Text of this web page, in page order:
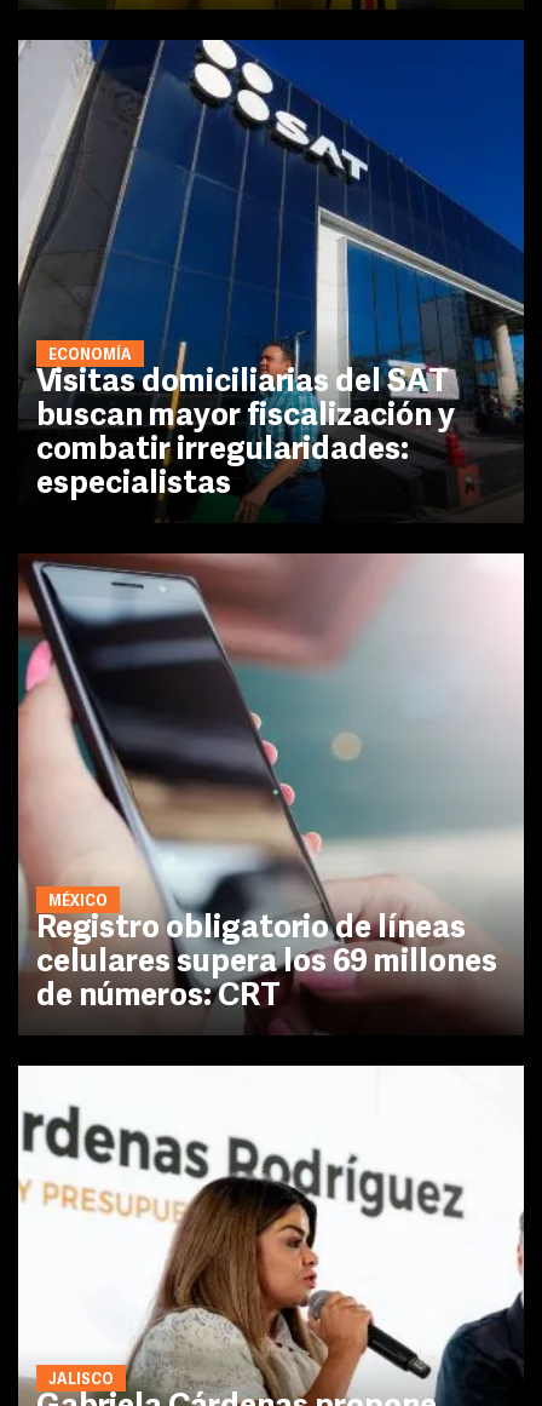
ECONOMÍA
Visitas domiciliarias del SAT
buscan mayor fiscalización y
combatir irregularidades:
especialistas
MÉXICO
Registro obligatorio de líneas
celulares supera los 69 millones
de números: CRT
JALISCO